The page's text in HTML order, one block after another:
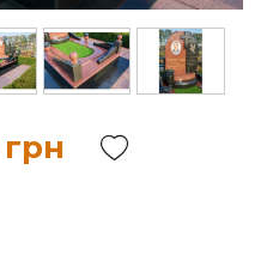
грн